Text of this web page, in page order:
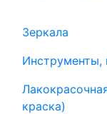
Зеркала
Инструменты,
краска)